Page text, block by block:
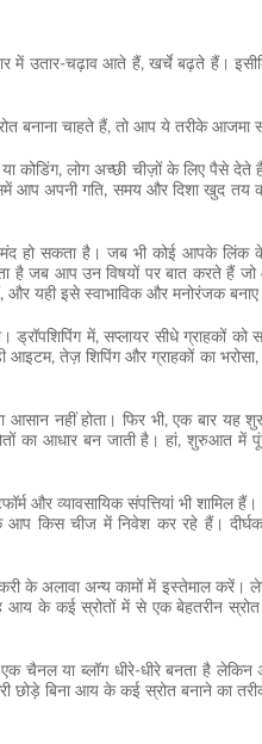
में उतार-चढ़ाव आते हैं, खर्चे बढ़ते हैं।
बनाना चाहते हैं, तो आप ये तरीके आजमा
या कोडिंग, लोग अच्छी चीज़ों के लिए पैसे
आप अपनी गति, समय और दिशा खुद
हो सकता है। जब भी कोई आपके लिंक के
है जब आप उन विषयों पर बात करते
यही इसे स्वाभाविक और मनोरंजक बनाए
ड्रॉपशिपिंग में, सप्लायर सीधे ग्राहकों
तेज़ शिपिंग और ग्राहकों का भरोसा,
नहीं होता। फिर भी, एक बार यह शुरू
आधार बन जाती है। हां, शुरुआत में
और व्यावसायिक संपत्तियां भी
किस चीज में निवेश कर रहे हैं।
के अलावा अन्य कामों में इस्तेमाल करें।
आय के कई स्रोतों में से एक बेहतरीन
या ब्लॉग धीरे-धीरे बनता है लेकिन
छोड़े बिना आय के कई स्रोत बनाने का